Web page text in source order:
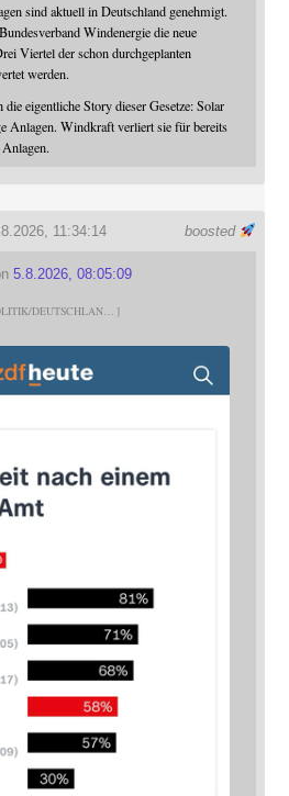
sind aktuell in Deutschland genehmigt.
Windenergie die neue
Viertel der schon durchgeplanten
werden.
eigentliche Story dieser Gesetze: Solar
Anlagen. Windkraft verliert sie für bereits
boosted
11:34:14
5.8.2026, 08:05:09
DEUTSCHLAN